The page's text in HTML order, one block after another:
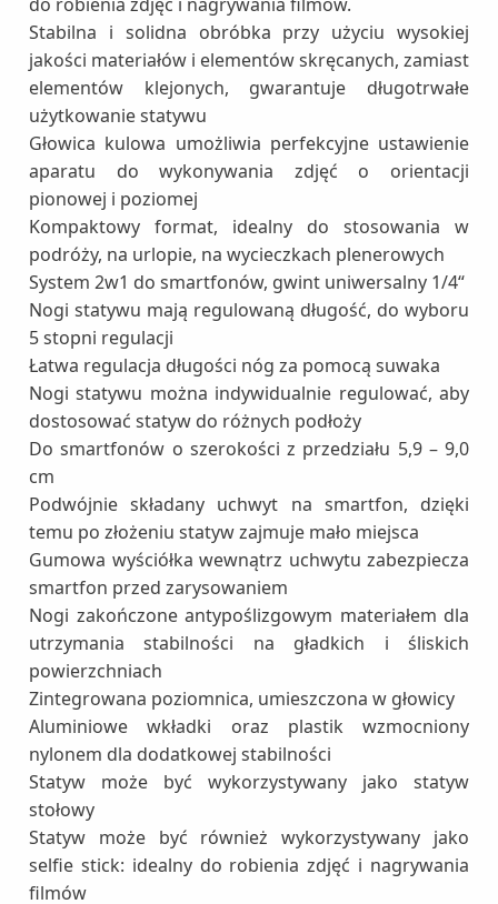
Stabilna i solidna obróbka przy użyciu wysokiej
jakości materiałów i elementów skręcanych, zamiast
elementów klejonych, gwarantuje długotrwałe
użytkowanie statywu
Głowica kulowa umożliwia perfekcyjne ustawienie
aparatu do wykonywania zdjęć o orientacji
pionowej i poziomej
Kompaktowy format, idealny do stosowania w
podróży, na urlopie, na wycieczkach plenerowych
System 2w1 do smartfonów, gwint uniwersalny 1/4“
Nogi statywu mają regulowaną długość, do wyboru
5 stopni regulacji
Łatwa regulacja długości nóg za pomocą suwaka
Nogi statywu można indywidualnie regulować, aby
dostosować statyw do różnych podłoży
Do smartfonów o szerokości z przedziału 5,9 – 9,0
cm
Podwójnie składany uchwyt na smartfon, dzięki
temu po złożeniu statyw zajmuje mało miejsca
Gumowa wyściółka wewnątrz uchwytu zabezpiecza
smartfon przed zarysowaniem
Nogi zakończone antypoślizgowym materiałem dla
utrzymania stabilności na gładkich i śliskich
powierzchniach
Zintegrowana poziomnica, umieszczona w głowicy
Aluminiowe wkładki oraz plastik wzmocniony
nylonem dla dodatkowej stabilności
Statyw może być wykorzystywany jako statyw
stołowy
Statyw może być również wykorzystywany jako
selfie stick: idealny do robienia zdjęć i nagrywania
filmów